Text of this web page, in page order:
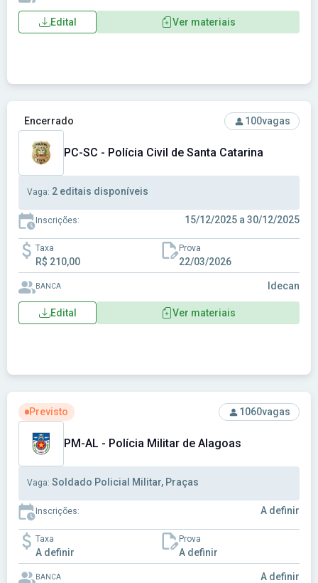
Edital Ver materiais
Ver concurso: PC-SC - Polícia Civil de Santa Catarina
Encerrado 100vagas
PC-SC - Polícia Civil de Santa Catarina
Vaga: 2 editais disponíveis
Inscrições: 15/12/2025 a 30/12/2025
Taxa
R$ 210,00
Prova
22/03/2026
BANCA Idecan
Edital Ver materiais
Ver concurso: PM-AL - Polícia Militar de Alagoas
Previsto 1060vagas
PM-AL - Polícia Militar de Alagoas
Vaga: Soldado Policial Militar, Praças
Inscrições: A definir
Taxa
A definir
Prova
A definir
BANCA A definir